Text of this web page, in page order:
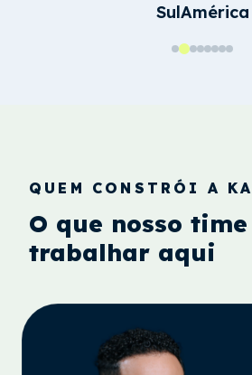
pagos no cartão
QUEM CONSTRÓI A
O que nosso
trabalhar aqui